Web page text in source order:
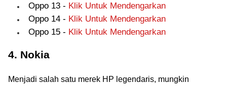
Oppo 13 - Klik Untuk Mendengarkan
Oppo 14 - Klik Untuk Mendengarkan
Oppo 15 - Klik Untuk Mendengarkan
4. Nokia
Menjadi salah satu merek HP legendaris, mungkin